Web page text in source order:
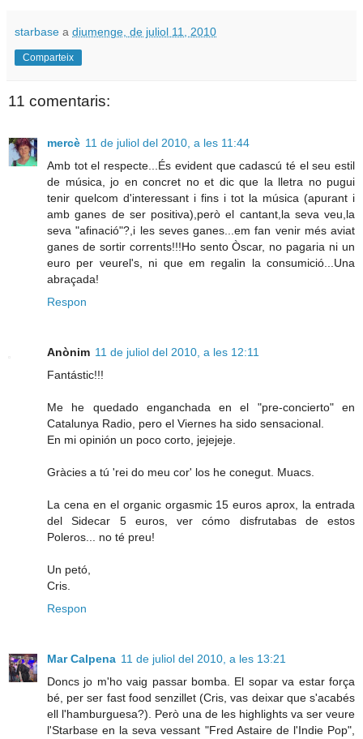
starbase a diumenge, de juliol 11, 2010
Comparteix
11 comentaris:
mercè 11 de juliol del 2010, a les 11:44
Amb tot el respecte...És evident que cadascú té el seu estil
de música, jo en concret no et dic que la lletra no pugui
tenir quelcom d'interessant i fins i tot la música (apurant i
amb ganes de ser positiva),però el cantant,la seva veu,la
seva "afinació"?,i les seves ganes...em fan venir més aviat
ganes de sortir corrents!!!Ho sento Òscar, no pagaria ni un
euro per veurel's, ni que em regalin la consumició...Una
abraçada!
Respon
Anònim 11 de juliol del 2010, a les 12:11
Fantástic!!!
Me he quedado enganchada en el "pre-concierto" en
Catalunya Radio, pero el Viernes ha sido sensacional.
En mi opinión un poco corto, jejejeje.
Gràcies a tú 'rei do meu cor' los he conegut. Muacs.
La cena en el organic orgasmic 15 euros aprox, la entrada
del Sidecar 5 euros, ver cómo disfrutabas de estos
Poleros... no té preu!
Un petó,
Cris.
Respon
Mar Calpena 11 de juliol del 2010, a les 13:21
Doncs jo m'ho vaig passar bomba. El sopar va estar força
bé, per ser fast food senzillet (Cris, vas deixar que s'acabés
ell l'hamburguesa?). Però una de les highlights va ser veure
l'Starbase en la seva vessant "Fred Astaire de l'Indie Pop",